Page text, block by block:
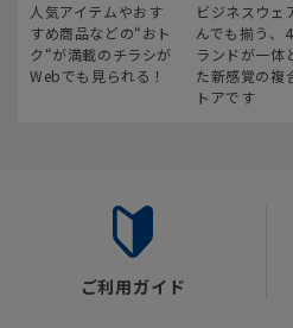
人気アイテムやおす
すめ商品などの“おト
ク“が満載のチラシが
Webでも見られる！
ビジネスウェ
んでも揃う、
ランドが一体
た新感覚の複
トアです
ご利用ガイド